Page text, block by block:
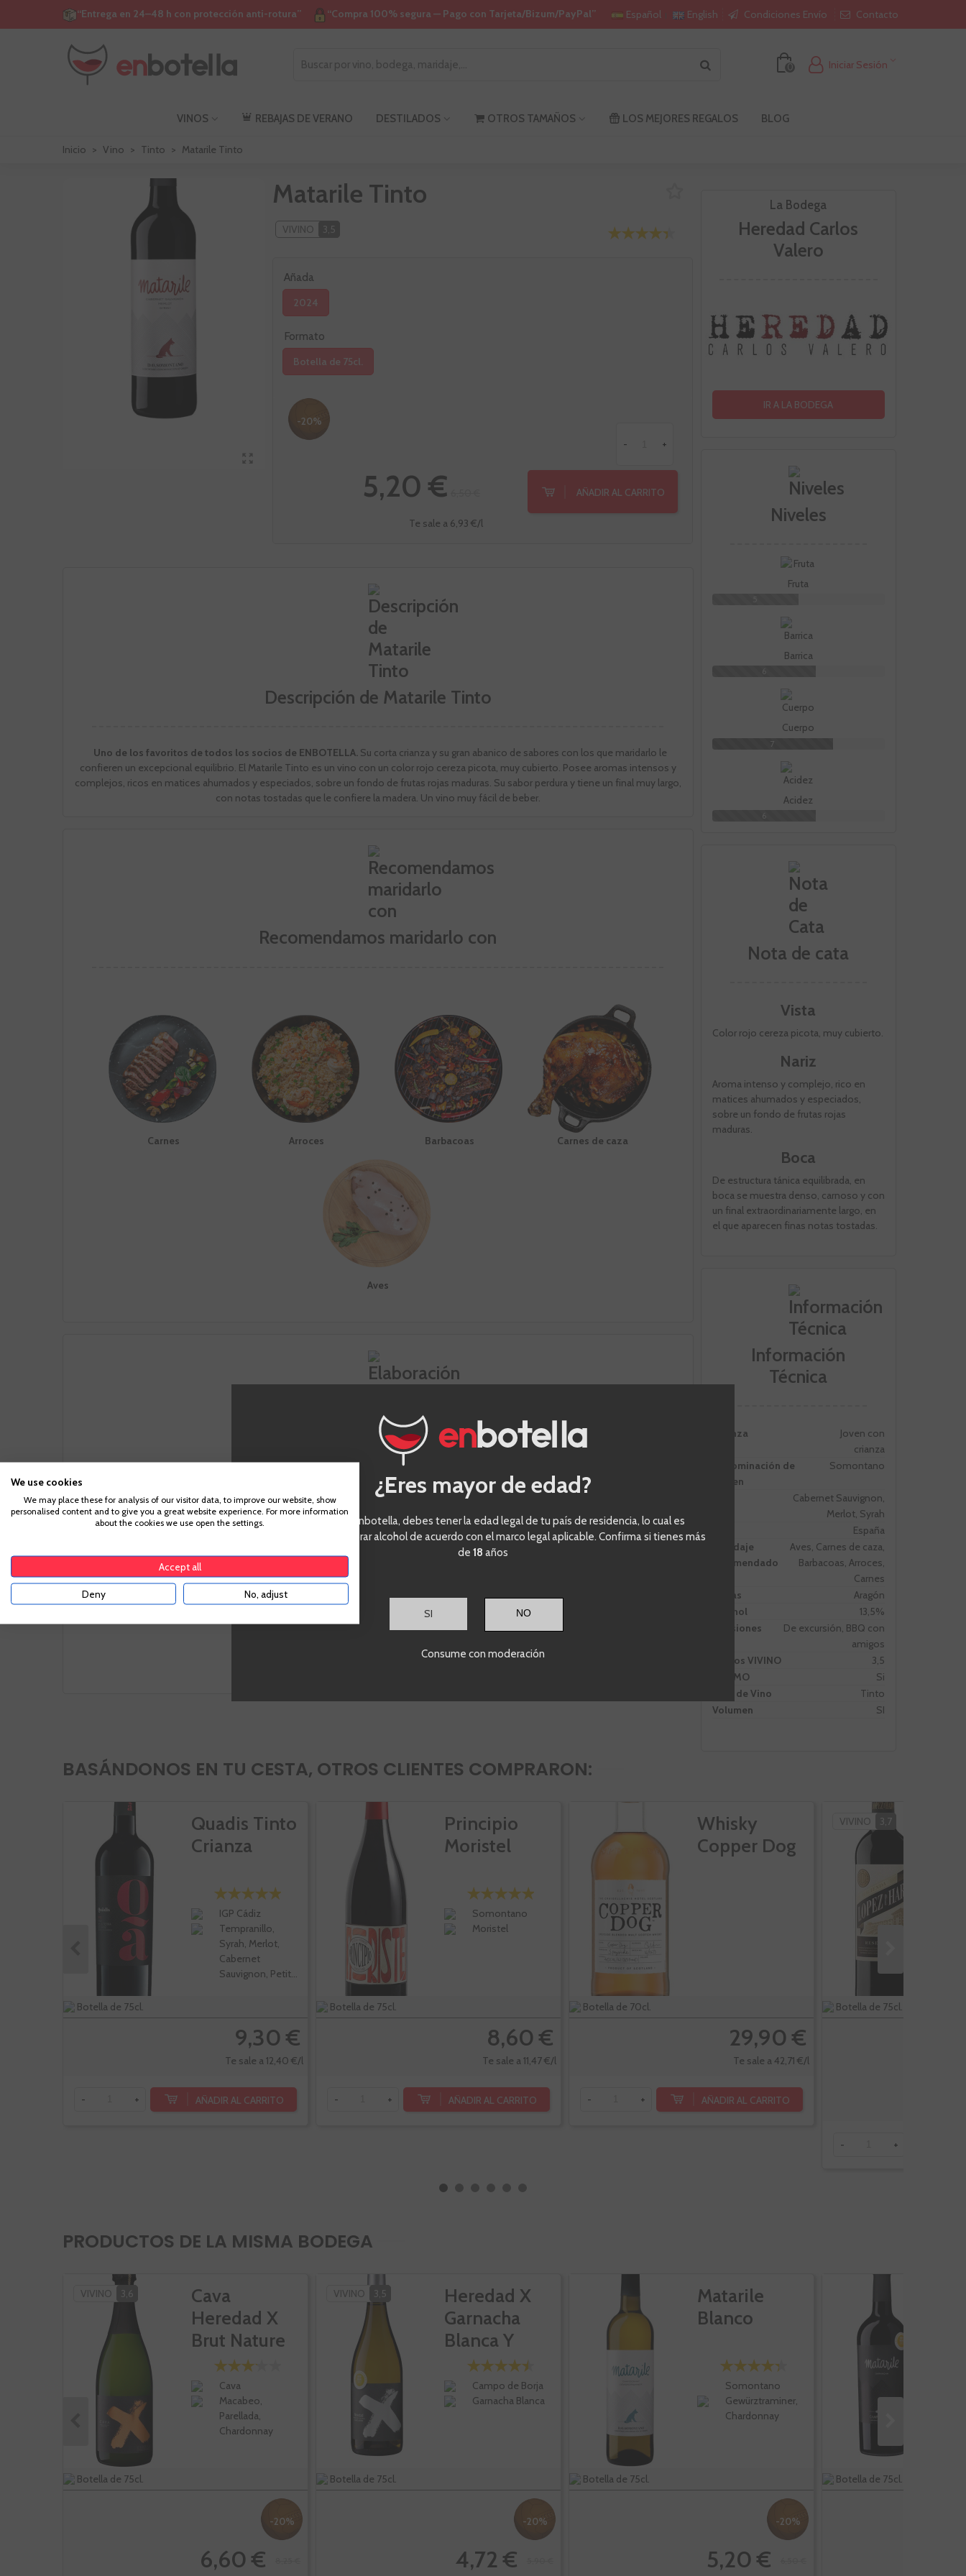
“Entrega en 24–48 h con protección anti-rotura” “Compra 100% segura — Pago con Tarjeta/Bizum/PayPal” Español English Condiciones Envío Contacto
0 Iniciar Sesión
VINOS REBAJAS DE VERANO DESTILADOS OTROS TAMAÑOS LOS MEJORES REGALOS BLOG
Inicio > Vino > Tinto > Matarile Tinto
La Bodega
Heredad Carlos
Valero
IR A LA BODEGA
Niveles
Fruta
Barrica
Cuerpo
7
Acidez
Nota de cata
Vista
Color rojo cereza picota, muy cubierto.
Nariz
Aroma intenso y complejo, rico en
matices ahumados y especiados,
sobre un fondo de frutas rojas
maduras.
Boca
De estructura tánica equilibrada, en
boca se muestra denso, carnoso y con
un final extraordinariamente largo, en
el que aparecen finas notas tostadas.
Información
Técnica
Crianza
Joven con
crianza
Denominación de
Origen
Somontano
Cabernet Sauvignon,
Merlot, Syrah
España
Maridaje
recomendado
Aves, Carnes de caza,
Barbacoas, Arroces,
Carnes
Zonas
Aragón
Alcohol
13,5%
Ocasiones
De excursión, BBQ con
amigos
Puntos VIVINO
3,5
PROMO
Si
Tipo de Vino
Tinto
Volumen
SI
Matarile Tinto
VIVINO 3,5
Añada
2024
Formato
Botella de 75cl.
-20%
5,20 €
Te sale a 6,93 €/l
- +
AÑADIR AL CARRITO
Descripción de Matarile Tinto
Uno de los favoritos de todos los socios de ENBOTELLA. Su corta crianza y su gran abanico de sabores con los que maridarlo le
confieren un excepcional equilibrio. El Matarile Tinto es un vino con un color rojo cereza picota, muy cubierto. Posee aromas intensos y
complejos, ricos en matices ahumados y especiados, sobre un fondo de frutas rojas maduras. Su sabor perdura y tiene un final muy largo,
con notas tostadas que le confiere la madera. Un vino muy fácil de beber.
Recomendamos maridarlo con
Carnes Arroces Barbacoas Carnes de caza
Aves
Elaboración Matarile Tinto
Notas del Viñedo Elaboración
9 meses de crianza en barrica de roble
Inviernos fríos y veranos calurosos. En
primavera y otoño los cambios bruscos de
temperatura son frecuentes. La temperatura
BASÁNDONOS EN TU CESTA, OTROS CLIENTES COMPRARON:
Quadis Tinto
Crianza
IGP Cádiz
Tempranillo,
Syrah, Merlot,
Cabernet
Sauvignon, Petit...
Botella de 75cl.
9,30 €
Te sale a 12,40 €/l
- + AÑADIR AL CARRITO
Principio
Moristel
Somontano
Moristel
Botella de 75cl.
8,60 €
Te sale a 11,47 €/l
- + AÑADIR AL CARRITO
Whisky
Copper Dog
Botella de 70cl.
29,90 €
Te sale a 42,71 €/l
- + AÑADIR AL CARRITO
VIVINO 3,7
Botella de 75cl.
- +
PRODUCTOS DE LA MISMA BODEGA
VIVINO 3,6
Cava
Heredad X
Brut Nature
Reserva
Cava
Macabeo,
Parellada,
Chardonnay
Botella de 75cl.
-20%
6,60 €
VIVINO 3,5
Heredad X
Garnacha
Blanca Y
Radiante
Campo de Borja
Garnacha Blanca
Botella de 75cl.
-20%
4,72 €
Matarile
Blanco
Somontano
Gewürztraminer,
Chardonnay
Botella de 75cl.
-20%
5,20 €
Botella de 75cl.
¿Eres mayor de edad?
Para acceder a enbotella, debes tener la edad legal de tu país de residencia, lo cual es
suficiente para comprar alcohol de acuerdo con el marco legal aplicable. Confirma si tienes más
de18 años
SI
Consume con moderación
We use cookies
We may place these for analysis of our visitor data, to improve our website, show
personalised content and to give you a great website experience. For more information
about the cookies we use open the settings.
Accept all
Deny No, adjust